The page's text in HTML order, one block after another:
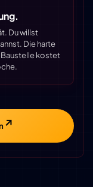
Du willst
Die harte
Baustelle kostet